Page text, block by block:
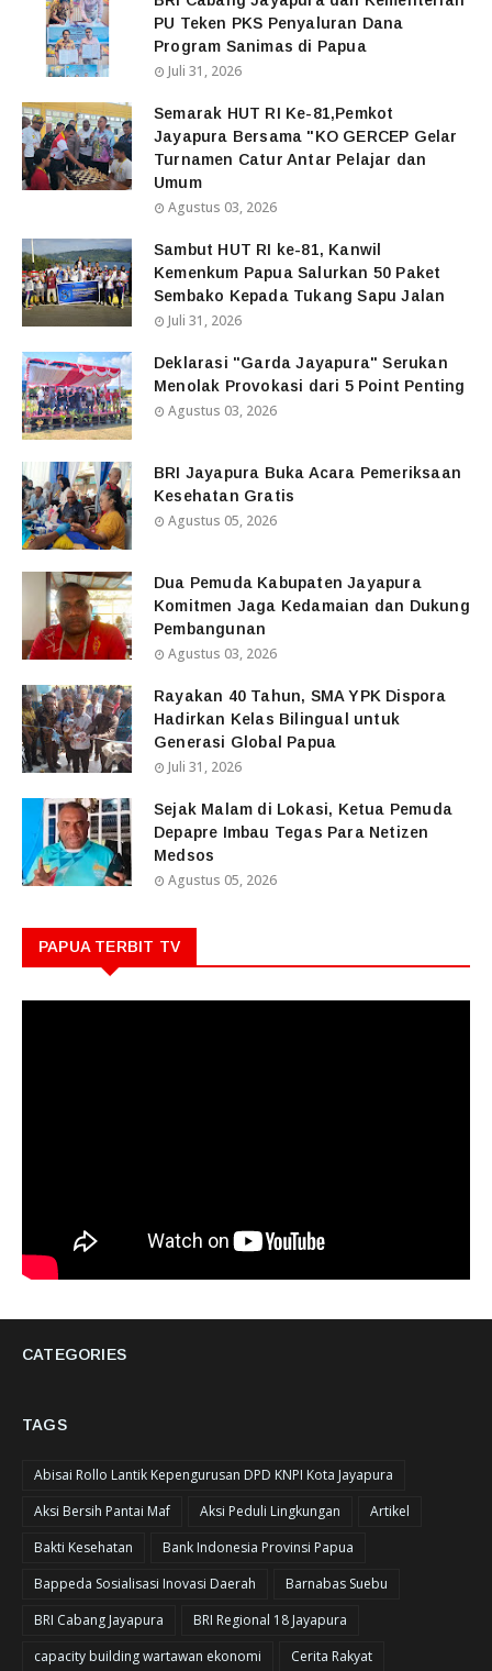
PU Teken PKS Penyaluran Dana
Program Sanimas di Papua
Juli 31, 2026
Semarak HUT RI Ke-81,Pemkot
Jayapura Bersama "KO GERCEP Gelar
Turnamen Catur Antar Pelajar dan
Umum
Agustus 03, 2026
Sambut HUT RI ke-81, Kanwil
Kemenkum Papua Salurkan 50 Paket
Sembako Kepada Tukang Sapu Jalan
Juli 31, 2026
Deklarasi "Garda Jayapura" Serukan
Menolak Provokasi dari 5 Point Penting
Agustus 03, 2026
BRI Jayapura Buka Acara Pemeriksaan
Kesehatan Gratis
Agustus 05, 2026
Dua Pemuda Kabupaten Jayapura
Komitmen Jaga Kedamaian dan Dukung
Pembangunan
Agustus 03, 2026
Rayakan 40 Tahun, SMA YPK Dispora
Hadirkan Kelas Bilingual untuk
Generasi Global Papua
Juli 31, 2026
Sejak Malam di Lokasi, Ketua Pemuda
Depapre Imbau Tegas Para Netizen
Medsos
Agustus 05, 2026
PAPUA TERBIT TV
CATEGORIES
TAGS
Abisai Rollo Lantik Kepengurusan DPD KNPI Kota Jayapura
Aksi Bersih Pantai Maf
Aksi Peduli Lingkungan
Artikel
Bakti Kesehatan
Bank Indonesia Provinsi Papua
Bappeda Sosialisasi Inovasi Daerah
Barnabas Suebu
BRI Cabang Jayapura
BRI Regional 18 Jayapura
capacity building wartawan ekonomi
Cerita Rakyat